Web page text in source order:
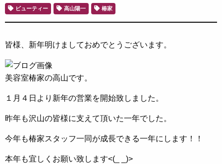
ビューティー 高山陽一 椿家
皆様、新年明けましておめでとうございます。
美容室椿家の高山です。
１月４日より新年の営業を開始致しました。
昨年も沢山の皆様に支えて頂いた一年でした。
今年も椿家スタッフ一同が成長できる一年にします！！
本年も宜しくお願い致します<(_ _)>